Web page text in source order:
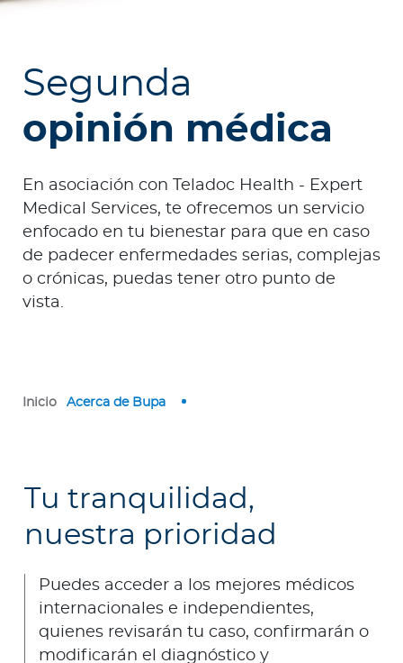
e
Ingresar a Mi Bupa
Para Agentes
Segunda
opinión médica
En asociación con Teladoc Health - Expert
Medical Services, te ofrecemos un servicio
enfocado en tu bienestar para que en caso
de padecer enfermedades serias, complejas
o crónicas, puedas tener otro punto de
vista.
Inicio Acerca de Bupa
Tu tranquilidad,
nuestra prioridad
Puedes acceder a los mejores médicos
internacionales e independientes,
quienes revisarán tu caso, confirmarán o
modificarán el diagnóstico y